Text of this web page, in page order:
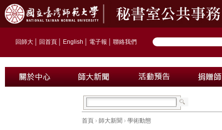
回師大 回首頁 English 電子報 聯絡我們
首頁 › 師大新聞 › 學術動態